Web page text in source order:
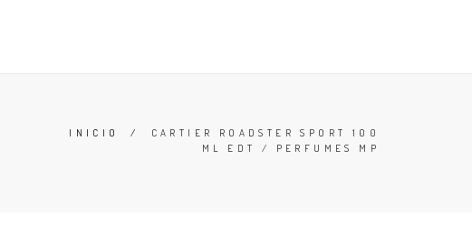
INICIO /
CARTIER ROADSTER SPORT 100
ML EDT / PERFUMES MP